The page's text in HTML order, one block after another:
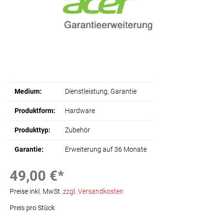
Medium: Dienstleistung, Garantie
Produktform: Hardware
Produkttyp: Zubehör
Garantie: Erweiterung auf 36 Monate
49,00 €*
Preise inkl. MwSt. zzgl. Versandkosten
Preis pro Stück